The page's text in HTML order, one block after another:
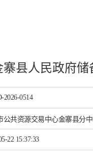
寨县人民政府
2026-0514
公共资源交易中心金寨县分
22 15:37:33